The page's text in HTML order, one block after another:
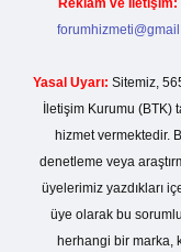
Reklam ve İletişim:
Yasal Uyarı: Sitemiz,
İletişim Kurumu (BTK)
hizmet vermektedir.
denetleme veya
üyelerimiz yazdıkları
üye olarak bu
herhangi bir marka,